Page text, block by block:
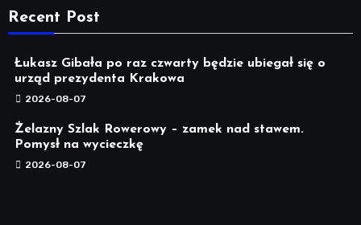
Recent Post
Łukasz Gibała po raz czwarty będzie ubiegał się o
urząd prezydenta Krakowa
2026-08-07
Żelazny Szlak Rowerowy – zamek nad stawem.
Pomysł na wycieczkę
2026-08-07